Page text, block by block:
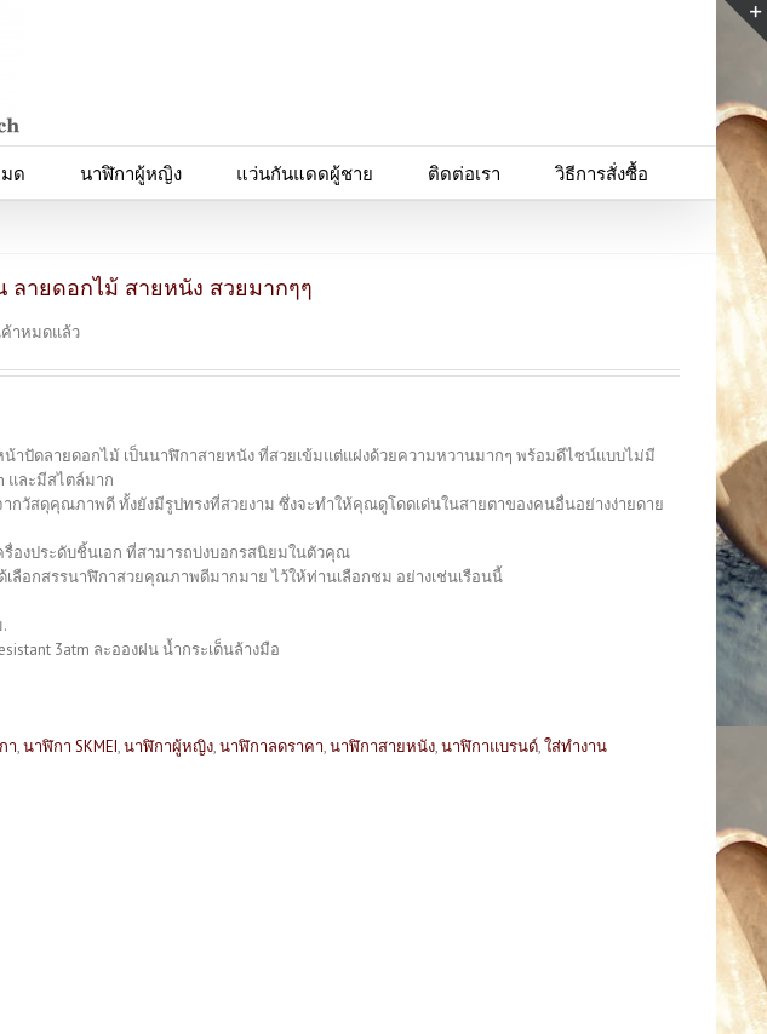
ด นาฬิกาผู้หญิง แว่นกันแดดผู้ชาย ติดต่อเรา วิธีการสั่งซื้อ
ลายดอกไม้ สายหนัง สวยมากๆๆ
าหมดแล้ว
าปัดลายดอกไม้ เป็นนาฬิกาสายหนัง ที่สวยเข้มแต่แฝงด้วยความหวานมากๆ พร้อมดีไซน์แบบไม่มี
และมีสไตล์มาก
กวัสดุคุณภาพดี ทั้งยังมีรูปทรงที่สวยงาม ซึ่งจะทำให้คุณดูโดดเด่นในสายตาของคนอื่นอย่างง่ายดาย
รื่องประดับชิ้นเอก ที่สามารถบ่งบอกรสนิยมในตัวคุณ
ด้เลือกสรรนาฬิกาสวยคุณภาพดีมากมาย ไว้ให้ท่านเลือกชม อย่างเช่นเรือนนี้
3atm ละอองฝน น้ำกระเด็นล้างมือ
า,นาฬิกา SKMEI,นาฬิกาผู้หญิง,นาฬิกาลดราคา,นาฬิกาสายหนัง,นาฬิกาแบรนด์,ใส่ทำงาน